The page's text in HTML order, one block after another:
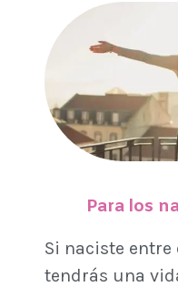
Para los
Si naciste entre
tendrás una